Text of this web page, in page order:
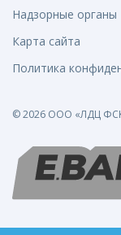
Надзорные органы
Карта сайта
Политика
© 2026 ООО «ЛДЦ